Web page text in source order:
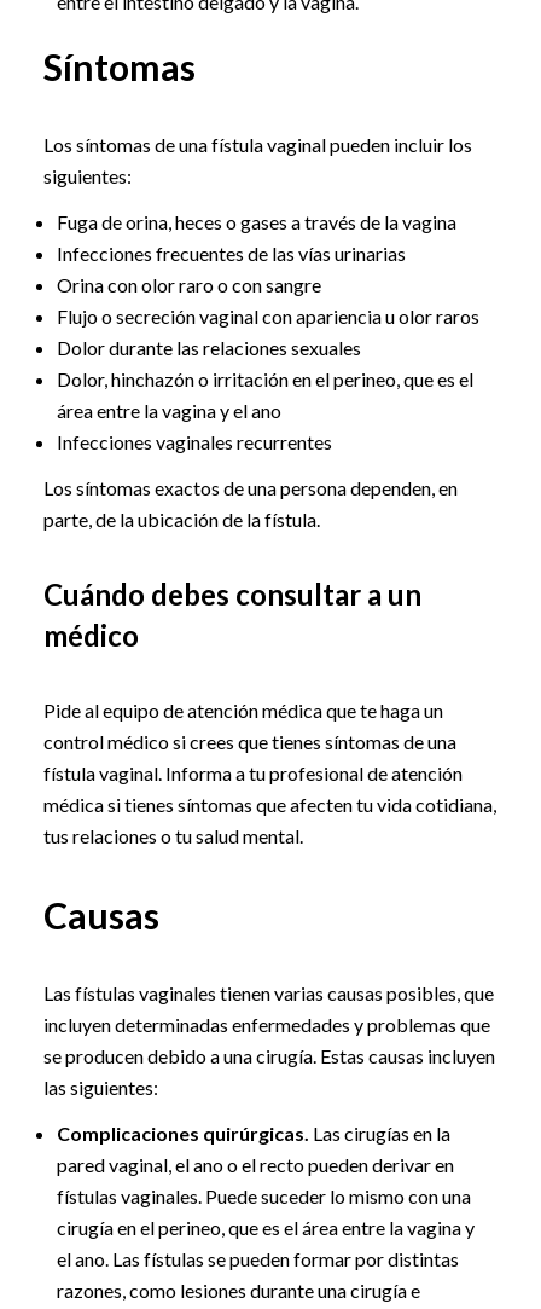
Síntomas
Los síntomas de una fístula vaginal pueden incluir los
siguientes:
Fuga de orina, heces o gases a través de la vagina
Infecciones frecuentes de las vías urinarias
Orina con olor raro o con sangre
Flujo o secreción vaginal con apariencia u olor raros
Dolor durante las relaciones sexuales
Dolor, hinchazón o irritación en el perineo, que es el
área entre la vagina y el ano
Infecciones vaginales recurrentes
Los síntomas exactos de una persona dependen, en
parte, de la ubicación de la fístula.
Cuándo debes consultar a un
médico
Pide al equipo de atención médica que te haga un
control médico si crees que tienes síntomas de una
fístula vaginal. Informa a tu profesional de atención
médica si tienes síntomas que afecten tu vida cotidiana,
tus relaciones o tu salud mental.
Causas
Las fístulas vaginales tienen varias causas posibles, que
incluyen determinadas enfermedades y problemas que
se producen debido a una cirugía. Estas causas incluyen
las siguientes:
Complicaciones quirúrgicas. Las cirugías en la
pared vaginal, el ano o el recto pueden derivar en
fístulas vaginales. Puede suceder lo mismo con una
cirugía en el perineo, que es el área entre la vagina y
el ano. Las fístulas se pueden formar por distintas
razones, como lesiones durante una cirugía e